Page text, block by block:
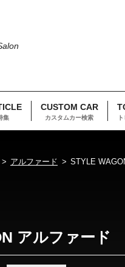
集
CUSTOM CAR
カスタムカー検索
アルファード STYLE
アルファード